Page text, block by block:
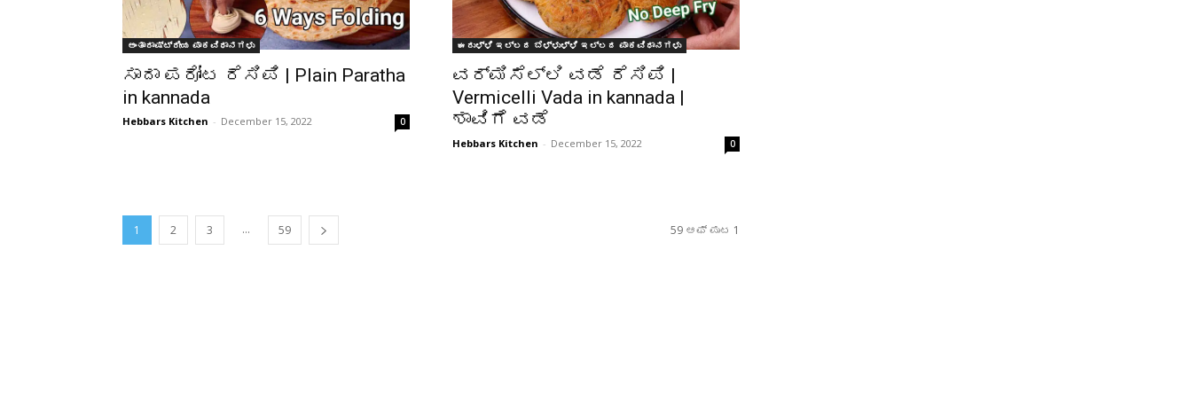
ಅಂತಾರಾಷ್ಟ್ರೀಯ ಪಾಕವಿಧಾನಗಳು
ಸಾದಾ ಪರೋಟ ರೆಸಿಪಿ | Plain Paratha
in kannada
Hebbars Kitchen - December 15, 2022 0
ಈರುಳ್ಳಿ ಇಲ್ಲದ ಬೆಳ್ಳುಳ್ಳಿ ಇಲ್ಲದ ಪಾಕವಿಧಾನಗಳು
ವರ್ಮಿಸೆಲ್ಲಿ ವಡೆ ರೆಸಿಪಿ |
Vermicelli Vada in kannada |
ಶಾವಿಗೆ ವಡೆ
Hebbars Kitchen - December 15, 2022 0
1 2 3 ... 59 59 ಆಫ್ ಪುಟ 1